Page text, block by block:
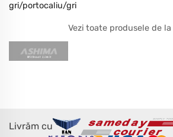
gri/portocaliu/gri
Vezi toate produsele de la
Livrăm cu